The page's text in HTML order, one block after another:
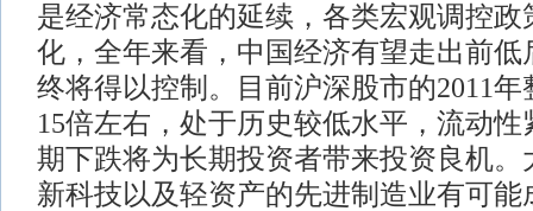
是经济常态化的延续，各类宏观调控政
化，全年来看，中国经济有望走出前低
终将得以控制。目前沪深股市的2011
15倍左右，处于历史较低水平，流动
期下跌将为长期投资者带来投资良机。
新科技以及轻资产的先进制造业有可能